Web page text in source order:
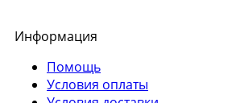
Информация
Помощь
Условия оплаты